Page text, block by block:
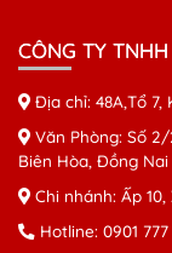
CÔNG TY
Địa chỉ: 48A,Tổ 7,
Văn Phòng: Số 2/
Biên Hòa, Đồng Nai
Chi nhánh: Ấp
Hotline: 0901 777